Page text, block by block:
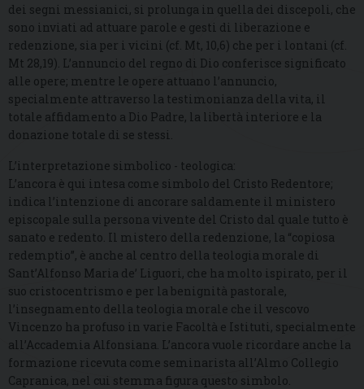
dei segni messianici, si prolunga in quella dei discepoli, che
sono inviati ad attuare parole e gesti di liberazione e
redenzione, sia per i vicini (cf. Mt, 10,6) che per i lontani (cf.
Mt 28,19). L’annuncio del regno di Dio conferisce significato
alle opere; mentre le opere attuano l’annuncio,
specialmente attraverso la testimonianza della vita, il
totale affidamento a Dio Padre, la libertà interiore e la
donazione totale di se stessi.
L’interpretazione simbolico - teologica:
L’ancora è qui intesa come simbolo del Cristo Redentore;
indica l’intenzione di ancorare saldamente il ministero
episcopale sulla persona vivente del Cristo dal quale tutto è
sanato e redento. Il mistero della redenzione, la “copiosa
redemptio”, è anche al centro della teologia morale di
Sant’Alfonso Maria de’ Liguori, che ha molto ispirato, per il
suo cristocentrismo e per la benignità pastorale,
l’insegnamento della teologia morale che il vescovo
Vincenzo ha profuso in varie Facoltà e Istituti, specialmente
all’Accademia Alfonsiana. L’ancora vuole ricordare anche la
formazione ricevuta come seminarista all’Almo Collegio
Capranica, nel cui stemma figura questo simbolo.